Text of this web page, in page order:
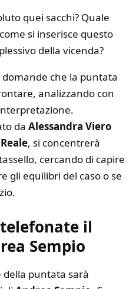
quei sacchi? Quale
si inserisce questo
della vicenda?
che la puntata
analizzando con
da Alessandra Viero
, si concentrerà
cercando di capire
gli equilibri del caso o se
il
Sempio
della puntata sarà